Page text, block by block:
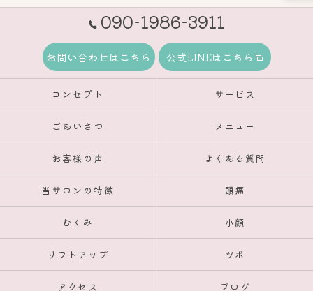
090-1986-3911
お問い合わせはこちら 公式LINEはこちら
コンセプト サービス
ごあいさつ メニュー
お客様の声 よくある質問
当サロンの特徴 頭痛
むくみ 小顔
リフトアップ ツボ
アクセス ブログ